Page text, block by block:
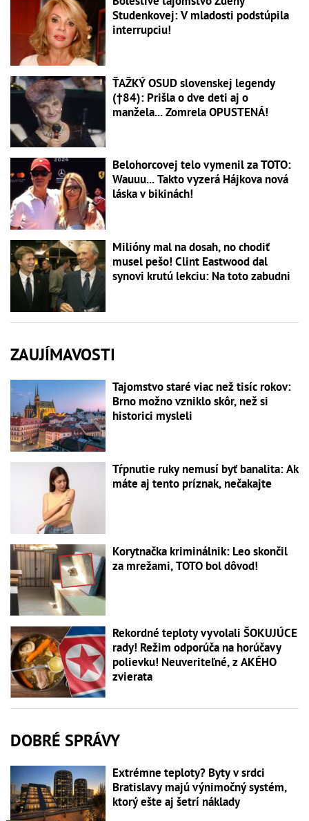
Studenkovej: V mladosti podstúpila
interrupciu!
ŤAŽKÝ OSUD slovenskej legendy
(†84): Prišla o dve deti aj o
manžela... Zomrela OPUSTENÁ!
Belohorcovej telo vymenil za TOTO:
Wauuu... Takto vyzerá Hájkova nová
láska v bikinách!
Milióny mal na dosah, no chodiť
musel pešo! Clint Eastwood dal
synovi krutú lekciu: Na toto zabudni
ZAUJÍMAVOSTI
Tajomstvo staré viac než tisíc rokov:
Brno možno vzniklo skôr, než si
historici mysleli
Tŕpnutie ruky nemusí byť banalita: Ak
máte aj tento príznak, nečakajte
Korytnačka kriminálnik: Leo skončil
za mrežami, TOTO bol dôvod!
Rekordné teploty vyvolali ŠOKUJÚCE
rady! Režim odporúča na horúčavy
polievku! Neuveriteľné, z AKÉHO
zvierata
DOBRÉ SPRÁVY
Extrémne teploty? Byty v srdci
Bratislavy majú výnimočný systém,
ktorý ešte aj šetrí náklady